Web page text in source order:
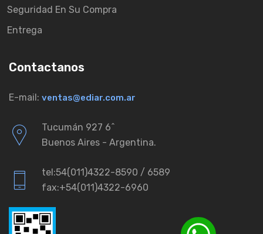
Seguridad En Su Compra
Entrega
Contactanos
E-mail: ventas@ediar.com.ar
Tucumán 927 6ˆ
Buenos Aires - Argentina.
tel:54(011)4322-8590 / 6589
fax:+54(011)4322-6960